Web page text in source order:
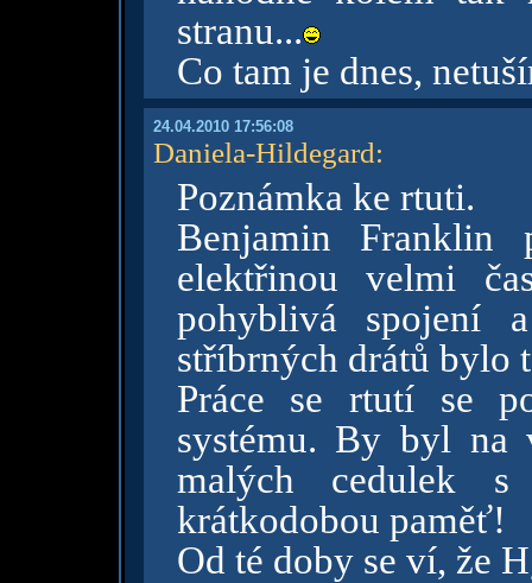
stranu...
Co tam je dnes,
24.04.2010 17:56:08
Daniela-Hildegard:
Poznámka ke rtuti.
Benjamin
elektřinou velmi
pohyblivá spojení
stříbrných drátů bylo
Práce se rtutí se
systému. By byl na
malých cedulek s
krátkodobou paměť!
Od té doby se ví, že